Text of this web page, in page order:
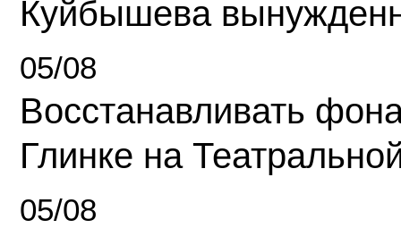
Куйбышева
05/08
Восстанавливать
Глинке на
05/08